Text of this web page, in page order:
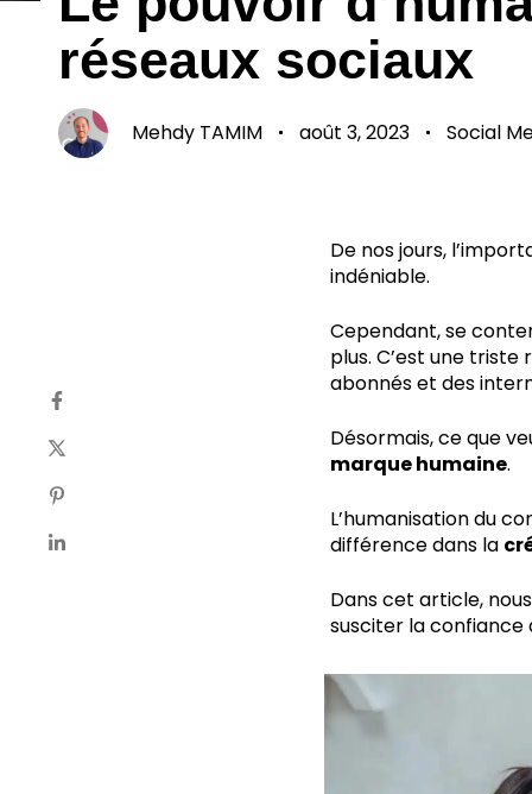
réseaux sociaux
Mehdy TAMIM août 3, 2023 Social
De nos jours,
indéniable.
Cependant, se
plus. C’est une
abonnés et des
Désormais, ce que
marque humaine.
L’humanisation du
différence dans la
Dans cet article,
susciter la confiance